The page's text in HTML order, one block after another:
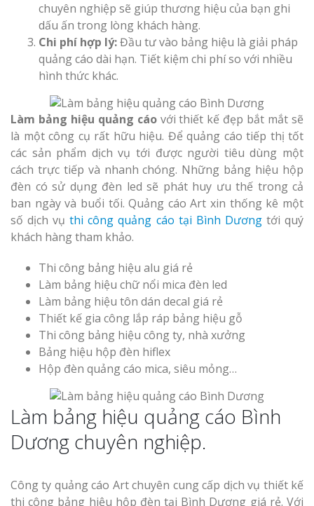
chuyên nghiệp sẽ giúp thương hiệu của bạn ghi
dấu ấn trong lòng khách hàng.
Chi phí hợp lý:Đầu tư vào bảng hiệu là giải pháp
quảng cáo dài hạn. Tiết kiệm chi phí so với nhiều
hình thức khác.
Làm bảng hiệu quảng cáo với thiết kế đẹp bắt mắt sẽ
là một công cụ rất hữu hiệu. Để quảng cáo tiếp thị tốt
các sản phẩm dịch vụ tới được người tiêu dùng một
cách trực tiếp và nhanh chóng. Những bảng hiệu hộp
đèn có sử dụng đèn led sẽ phát huy ưu thế trong cả
ban ngày và buổi tối. Quảng cáo Art xin thống kê một
số dịch vụthi công quảng cáo tại Bình Dươngtới quý
khách hàng tham khảo.
Thi công bảng hiệu alu giá rẻ
Làm bảng hiệu chữ nổi mica đèn led
Làm bảng hiệu tôn dán decal giá rẻ
Thiết kế gia công lắp ráp bảng hiệu gỗ
Thi công bảng hiệu công ty, nhà xưởng
Bảng hiệu hộp đèn hiflex
Hộp đèn quảng cáo mica, siêu mỏng…
Làm bảng hiệu quảng cáo Bình
Dương chuyên nghiệp.
Công ty quảng cáo Art chuyên cung cấp dịch vụ thiết kế
thi công bảng hiệu hộp đèn tại Bình Dương giá rẻ. Với
Rẻ Tại Vinh Giải Pháp
Quả
Cáo Tại Vinh Giá Rẻ
Biển Led
Ma Trận
Thi Công
Nghiệp
Mica Tại Vinh Lấy
tại Vinh Nghệ An
Làm Biển
Nam Đàn Uy Tín Giá
Hàng